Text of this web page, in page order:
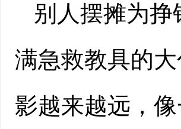
别人摆摊为
满急救教具的
影越来越远，